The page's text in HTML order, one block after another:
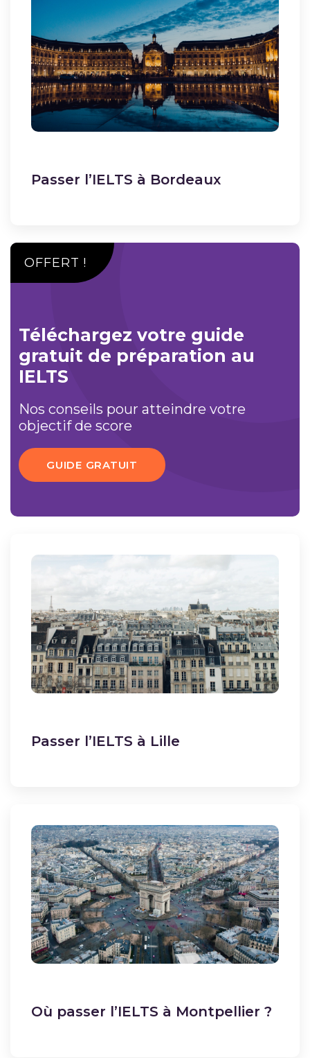
Passer l’IELTS à Bordeaux
OFFERT !
Téléchargez votre guide
gratuit de préparation au
IELTS
Nos conseils pour atteindre votre
objectif de score
GUIDE GRATUIT
Passer l’IELTS à Lille
Où passer l’IELTS à Montpellier ?